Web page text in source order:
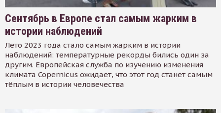
Сентябрь в Европе стал самым жарким в
истории наблюдений
Лето 2023 года стало самым жарким в истории
наблюдений: температурные рекорды бились один за
другим. Европейская служба по изучению изменения
климата Copernicus ожидает, что этот год станет самым
тёплым в истории человечества